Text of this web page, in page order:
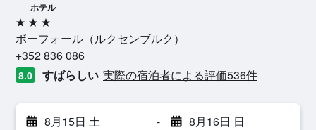
ホテル
3つ星
ボーフォール​（ルクセンブルク​）​
+352 836 086
8.0 すばらしい 実際の宿泊者による評価536​件
8月15日 土 - 8月16日 日